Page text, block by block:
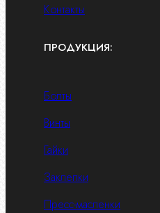
Контакты
ПРОДУКЦИЯ:
Болты
Винты
Гайки
Заклепки
Пресс-масленки